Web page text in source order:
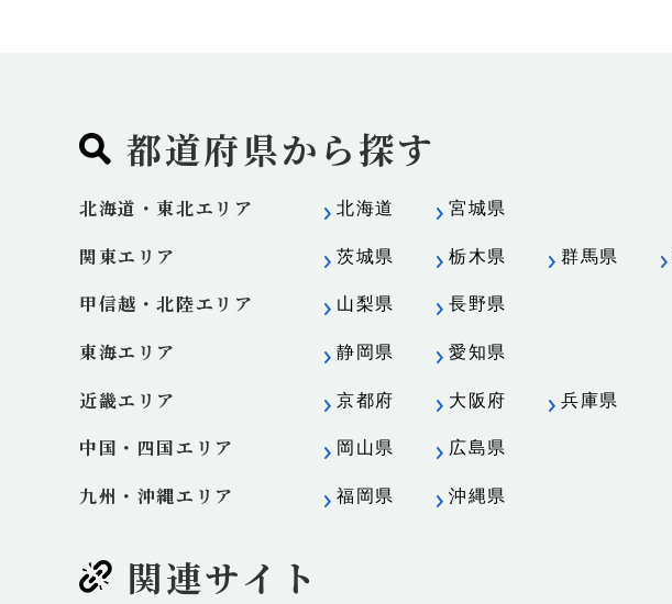
都道府県から探す
北海道・東北エリア 北海道 宮城県
関東エリア 茨城県 栃木県 群馬県
甲信越・北陸エリア 山梨県 長野県
東海エリア 静岡県 愛知県
近畿エリア 京都府 大阪府 兵庫県
中国・四国エリア 岡山県 広島県
九州・沖縄エリア 福岡県 沖縄県
関連サイト